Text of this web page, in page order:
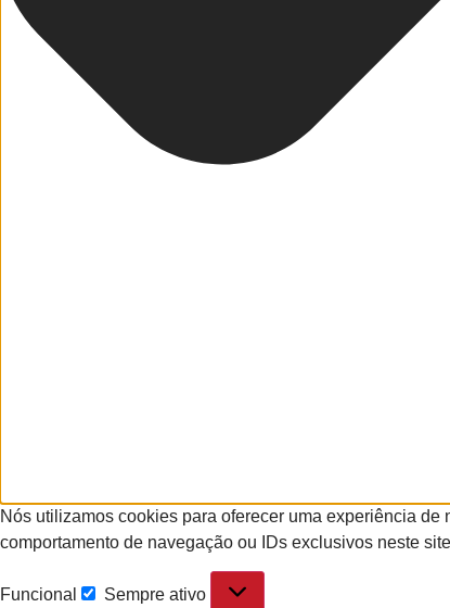
Nós utilizamos cookies para oferecer uma experiência
comportamento de navegação ou IDs exclusivos neste
Funcional Sempre ativo